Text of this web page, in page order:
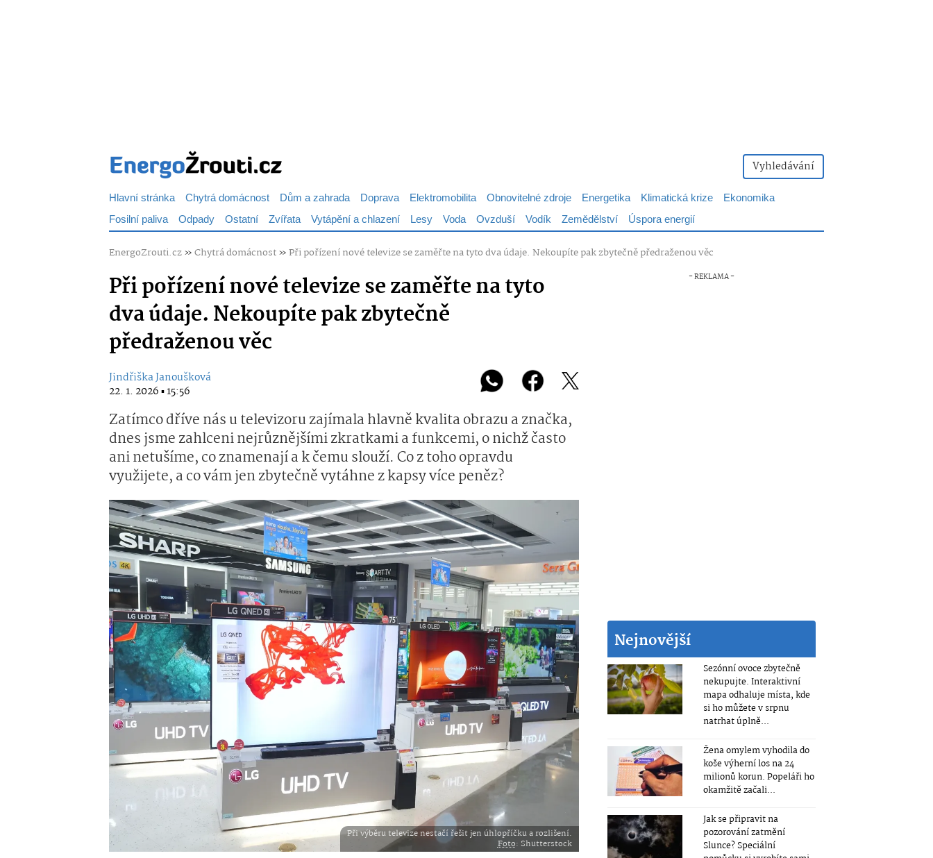
Vyhledávání
Hlavní stránka Chytrá domácnost Dům a zahrada Doprava Elektromobilita Obnovitelné zdroje Energetika Klimatická krize
Ekonomika
Fosilní paliva Odpady Ostatní Zvířata Vytápění a chlazení Lesy Voda Ovzduší Vodík Zemědělství Úspora energií
EnergoZrouti.cz»Chytrá domácnost»Při pořízení nové televize se zaměřte na tyto dva údaje. Nekoupíte pak zbytečně předraženou věc
Při pořízení nové televize se zaměřte na tyto
dva údaje. Nekoupíte pak zbytečně
předraženou věc
Jindřiška Janoušková
22. 1. 2026 ▪ 15:56
Zatímco dříve nás u televizoru zajímala hlavně kvalita obrazu a značka,
dnes jsme zahlceni nejrůznějšími zkratkami a funkcemi, o nichž často
ani netušíme, co znamenají a k čemu slouží. Co z toho opravdu
využijete, a co vám jen zbytečně vytáhne z kapsy více peněz?
Při výběru televize nestačí řešit jen úhlopříčku a rozlišení.
Foto: Shutterstock
Nejnovější
Sezónní ovoce zbytečně
nekupujte. Interaktivní
mapa odhaluje místa, kde
si ho můžete v srpnu
natrhat úplně...
Žena omylem vyhodila do
koše výherní los na 24
milionů korun. Popeláři ho
okamžitě začali...
Jak se připravit na
pozorování zatmění
Slunce? Speciální